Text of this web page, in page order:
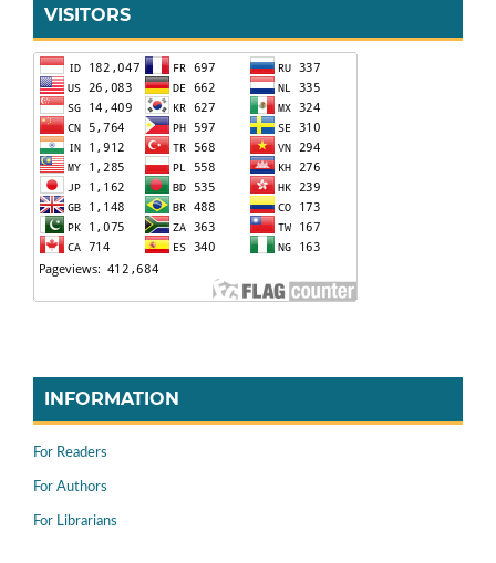
VISITORS
INFORMATION
For Readers
For Authors
For Librarians